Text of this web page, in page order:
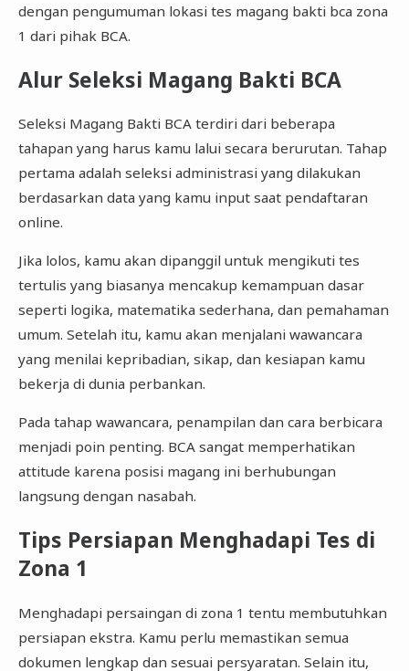
dengan pengumuman lokasi tes magang bakti bca zona
1 dari pihak BCA.
Alur Seleksi Magang Bakti BCA
Seleksi Magang Bakti BCA terdiri dari beberapa
tahapan yang harus kamu lalui secara berurutan. Tahap
pertama adalah seleksi administrasi yang dilakukan
berdasarkan data yang kamu input saat pendaftaran
online.
Jika lolos, kamu akan dipanggil untuk mengikuti tes
tertulis yang biasanya mencakup kemampuan dasar
seperti logika, matematika sederhana, dan pemahaman
umum. Setelah itu, kamu akan menjalani wawancara
yang menilai kepribadian, sikap, dan kesiapan kamu
bekerja di dunia perbankan.
Pada tahap wawancara, penampilan dan cara berbicara
menjadi poin penting. BCA sangat memperhatikan
attitude karena posisi magang ini berhubungan
langsung dengan nasabah.
Tips Persiapan Menghadapi Tes di
Zona 1
Menghadapi persaingan di zona 1 tentu membutuhkan
persiapan ekstra. Kamu perlu memastikan semua
dokumen lengkap dan sesuai persyaratan. Selain itu,